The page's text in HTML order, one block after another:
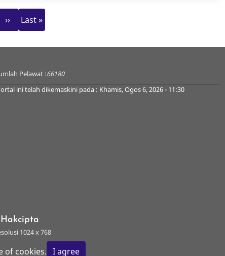
››
Last
Last »
Pelawat :66180
ini telah dikemaskini pada : Khamis, Ogos 6, 2026 - 11:30
Hakcipta
1024 x 768
of cookies. I agree